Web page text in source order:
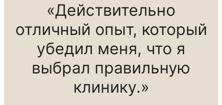
«Действительно
отличный опыт, который
убедил меня, что я
выбрал правильную
клинику.»